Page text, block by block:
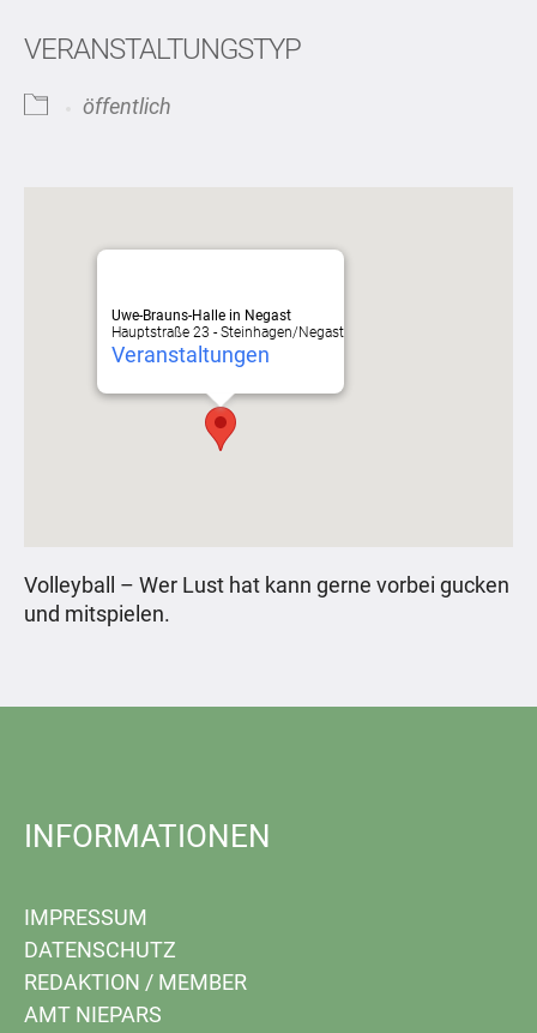
VERANSTALTUNGSTYP
öffentlich
Uwe-Brauns-Halle in Negast
Hauptstraße 23 - Steinhagen/Negast
Veranstaltungen
Volleyball – Wer Lust hat kann gerne vorbei gucken
und mitspielen.
INFORMATIONEN
IMPRESSUM
DATENSCHUTZ
REDAKTION / MEMBER
AMT NIEPARS